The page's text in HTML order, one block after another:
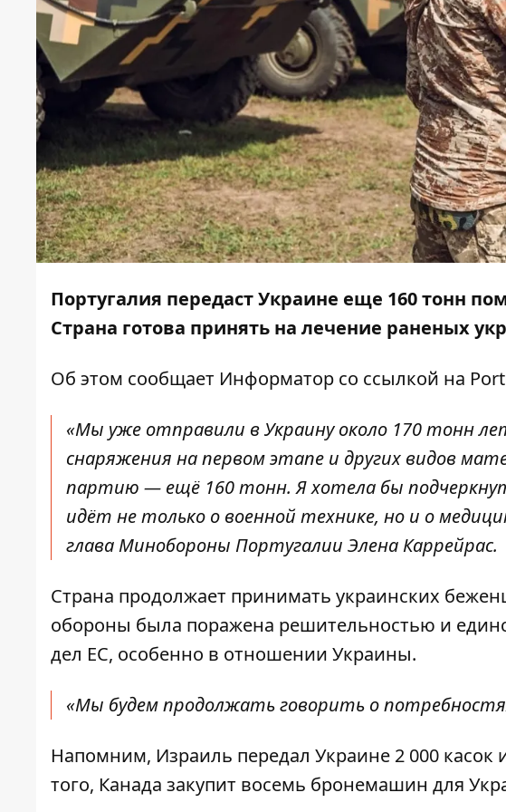
Португалия передаст Украине еще 160 тонн
Страна готова принять на лечение раненых
Об этом сообщает Информатор со ссылкой на
«Мы уже отправили в Украину около 170 тонн
снаряжения на первом этапе и других видов
партию — ещё 160 тонн. Я хотела бы
идёт не только о военной технике, но и о
глава Минобороны Португалии Элена Каррейрас.
Страна продолжает принимать украинских
обороны была поражена решительностью и
дел ЕС, особенно в отношении Украины.
«Мы будем продолжать говорить о
Напомним, Израиль передал Украине 2 000 касок
того, Канада закупит восемь бронемашин для